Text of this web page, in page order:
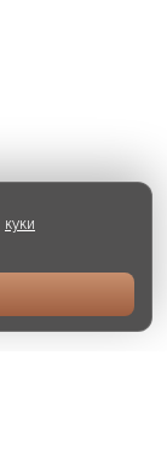
куки